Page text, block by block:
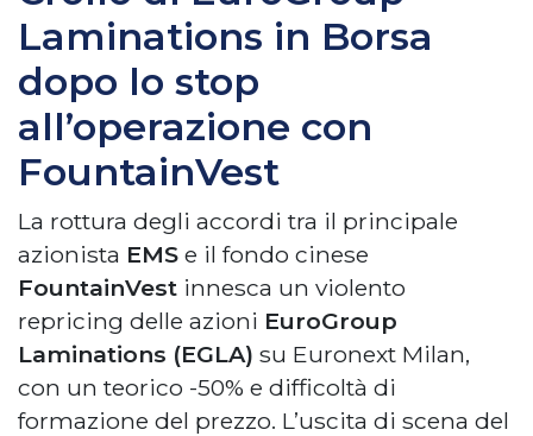
Laminations in Borsa
dopo lo stop
all’operazione con
FountainVest
La rottura degli accordi tra il principale
azionista EMS e il fondo cinese
FountainVest innesca un violento
repricing delle azioni EuroGroup
Laminations (EGLA) su Euronext Milan,
con un teorico -50% e difficoltà di
formazione del prezzo. L’uscita di scena del